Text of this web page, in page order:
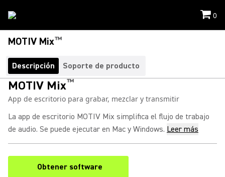
0
MOTIV Mix™
Descripción Soporte de producto
MOTIV Mix™
App de escritorio para grabar, mezclar y transmitir
La app de escritorio MOTIV Mix simplifica el flujo de trabajo
de audio. Se puede ejecutar en Mac y Windows. Leer más
Obtener software